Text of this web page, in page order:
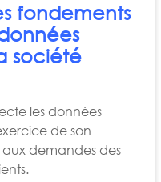
fondements
société
les données
de son
demandes des